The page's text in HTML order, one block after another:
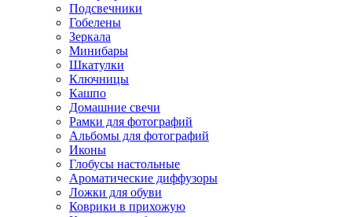
Подсвечники
Гобелены
Зеркала
Минибары
Шкатулки
Ключницы
Кашпо
Домашние свечи
Рамки для фотографий
Альбомы для фотографий
Иконы
Глобусы настольные
Ароматические диффузоры
Ложки для обуви
Коврики в прихожую